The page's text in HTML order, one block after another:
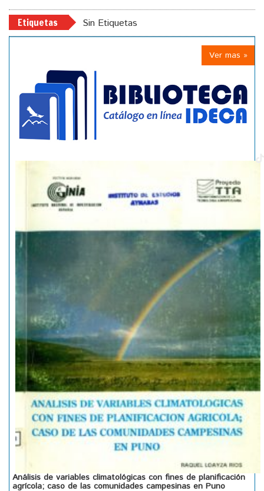
Etiquetas Sin Etiquetas
Ver mas »
Análisis de variables climatológicas con fines de planificación
agrícola; caso de las comunidades campesinas en Puno